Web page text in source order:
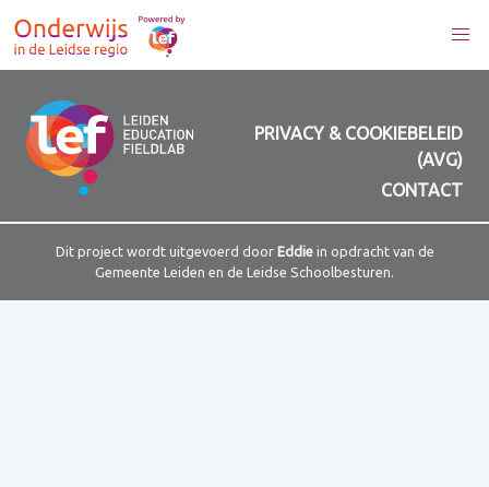
PRIVACY & COOKIEBELEID
(AVG)
CONTACT
Dit project wordt uitgevoerd door Eddiein opdracht van de
Gemeente Leiden en de Leidse Schoolbesturen.